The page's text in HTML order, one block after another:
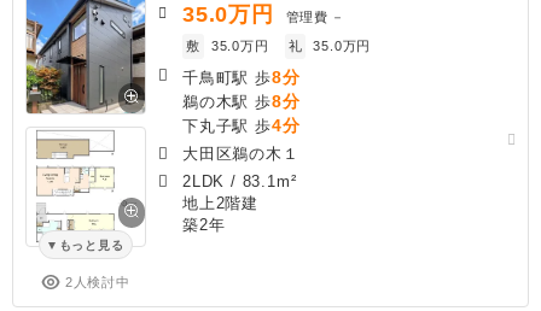
もっと見る
2人検討中
35.0万円 管理費 －
敷
35.0万円 礼 35.0万円
千鳥町駅 歩8分
鵜の木駅 歩8分
下丸子駅 歩4分
大田区鵜の木１
2LDK / 83.1m²
地上2階建
築2年